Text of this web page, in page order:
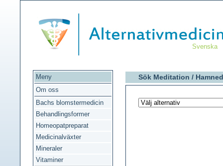
Svenska
Meny
Om oss
Bachs blomstermedicin
Behandlingsformer
Homeopatpreparat
Medicinalväxter
Mineraler
Vitaminer
Sök Meditation /